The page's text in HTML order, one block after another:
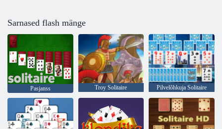
Sarnased flash mänge
Pasjanss Troy Solitaire Pilvelõhkuja Solitaire